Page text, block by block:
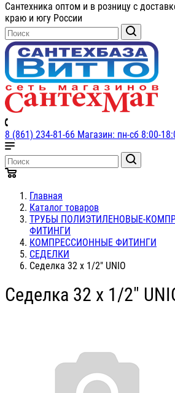
Сантехника оптом и в розницу с
краю и югу России
8 (861) 234-81-66 Магазин: пн-сб 8:00-
Главная
Каталог товаров
ТРУБЫ ПОЛИЭТИЛЕНОВЫЕ-
ФИТИНГИ
КОМПРЕССИОННЫЕ ФИТИНГИ
СЕДЕЛКИ
Седелка 32 х 1/2" UNIO
Седелка 32 х 1/2"